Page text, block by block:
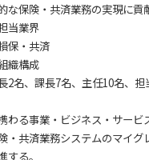
な保険・共済業務の実現に貢
当業界
保・共済
織構成
2名、課長7名、主任10名、担
携わる事業・ビジネス・サービ
・共済業務システムのマイ
する。